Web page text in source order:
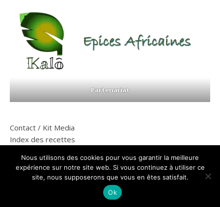
Partenariat
Contact / Kit Media
Index des recettes
ABONNEZ-VOUS À CE BLOG PAR E-MAIL.
Saisissez votre adresse e-mail pour vous abonner à ce blog et
recevoir une notification de chaque nouvel article par e-mail.
Nous utilisons des cookies pour vous garantir la meilleure
expérience sur notre site web. Si vous continuez à utiliser ce
site, nous supposerons que vous en êtes satisfait.
Ok